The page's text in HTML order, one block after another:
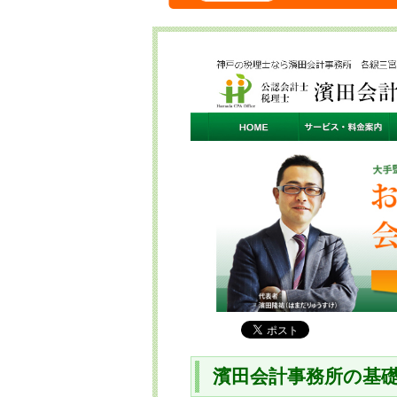
濱田会計事務所の基